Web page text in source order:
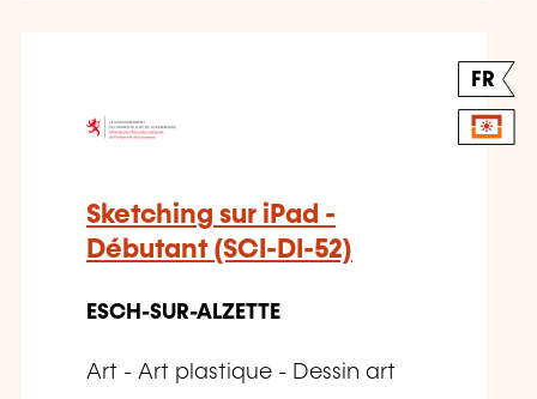
FR
Sketching sur iPad -
Débutant (SCI-DI-52)
ESCH-SUR-ALZETTE
Art - Art plastique - Dessin art